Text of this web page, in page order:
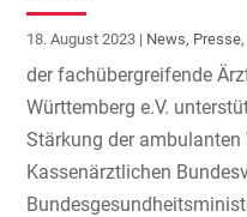
18. August 2023 | News, Presse,
der fachübergreifende
Württemberg e.V.
Stärkung der ambulanten
Kassenärztlichen